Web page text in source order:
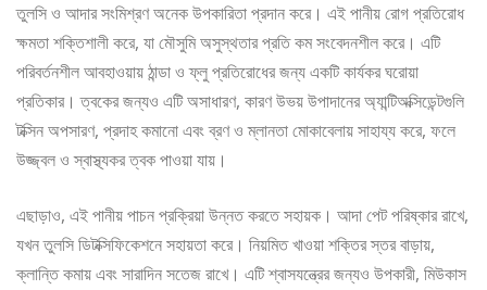
তুলসি ও আদার সংমিশ্রণ অনেক উপকারিতা প্রদান করে। এই পানীয় রোগ প্রতিরোধ
ক্ষমতা শক্তিশালী করে, যা মৌসুমি অসুস্থতার প্রতি কম সংবেদনশীল করে। এটি
পরিবর্তনশীল আবহাওয়ায় ঠান্ডা ও ফ্লু প্রতিরোধের জন্য একটি কার্যকর ঘরোয়া
প্রতিকার। ত্বকের জন্যও এটি অসাধারণ, কারণ উভয় উপাদানের অ্যান্টিঅক্সিডেন্টগুলি
টক্সিন অপসারণ, প্রদাহ কমানো এবং ব্রণ ও ম্লানতা মোকাবেলায় সাহায্য করে, ফলে
উজ্জ্বল ও স্বাস্থ্যকর ত্বক পাওয়া যায়।
এছাড়াও, এই পানীয় পাচন প্রক্রিয়া উন্নত করতে সহায়ক। আদা পেট পরিষ্কার রাখে,
যখন তুলসি ডিটক্সিফিকেশনে সহায়তা করে। নিয়মিত খাওয়া শক্তির স্তর বাড়ায়,
ক্লান্তি কমায় এবং সারাদিন সতেজ রাখে। এটি শ্বাসযন্ত্রের জন্যও উপকারী, মিউকাস